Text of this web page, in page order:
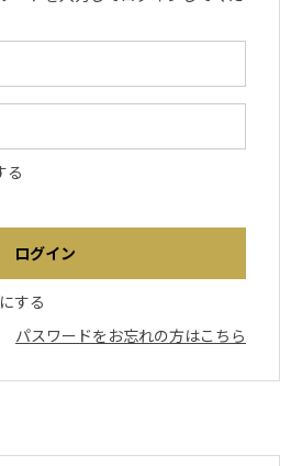
る
する
パスワードをお忘れの方はこちら